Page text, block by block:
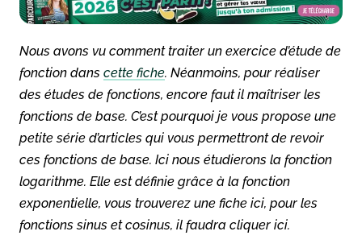
Nous avons vu comment traiter un exercice d’étude de
fonction dans cette fiche. Néanmoins, pour réaliser
des études de fonctions, encore faut il maîtriser les
fonctions de base. C’est pourquoi je vous propose une
petite série d’articles qui vous permettront de revoir
ces fonctions de base. Ici nous étudierons la fonction
logarithme. Elle est définie grâce à la fonction
exponentielle, vous trouverez une fiche ici, pour les
fonctions sinus et cosinus, il faudra cliquer ici.